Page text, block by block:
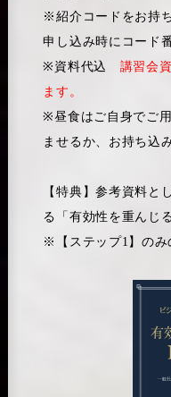
※紹介コードをお持
申し込み時にコード
※資料代込 講習会
ます。
※昼食はご自身でご
ませるか、お持ち込
【特典】参考資料と
る「有効性を重んじ
※【ステップ1】のみ